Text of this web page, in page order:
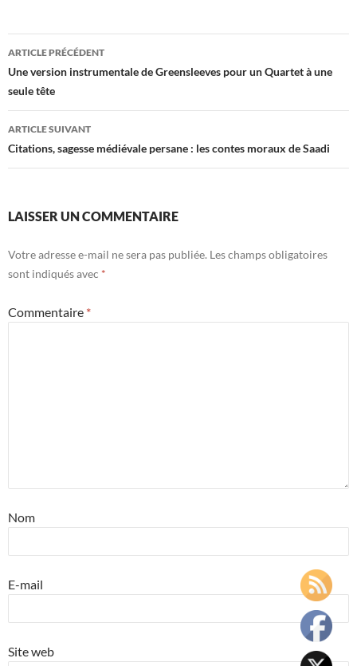
Navigation
des
articles
ARTICLE PRÉCÉDENT
Une version instrumentale de Greensleeves pour un Quartet à une
seule tête
ARTICLE SUIVANT
Citations, sagesse médiévale persane : les contes moraux de Saadi
LAISSER UN COMMENTAIRE
Votre adresse e-mail ne sera pas publiée. Les champs obligatoires
sont indiqués avec *
Commentaire *
Nom
E-mail
Site web